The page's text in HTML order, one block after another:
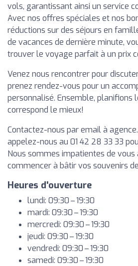
vols, garantissant ainsi un service
Avec nos offres spéciales et nos
réductions sur des séjours en
de vacances de dernière minute,
trouver le voyage parfait à un prix
Venez nous rencontrer pour
prenez rendez-vous pour un
personnalisé. Ensemble, planifions
correspond le mieux!
Contactez-nous par email à
appelez-nous au 01 42 28 33 33
Nous sommes impatientes de vous
commencer à bâtir vos souvenirs
Heures d'ouverture
lundi: 09:30 – 19:30
mardi: 09:30 – 19:30
mercredi: 09:30 – 19:30
jeudi: 09:30 – 19:30
vendredi: 09:30 – 19:30
samedi: 09:30 – 19:30